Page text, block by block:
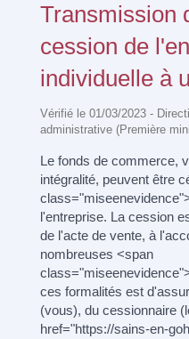
Transmission
cession de
individuelle à
Vérifié le 01/03/2023 -
administrative (Première
Le fonds de commerce,
intégralité, peuvent être
l'entreprise. La cession
de l'acte de vente, à
nombreuses <span
ces formalités est
(vous), du cessionnaire
href="https://sains-en-